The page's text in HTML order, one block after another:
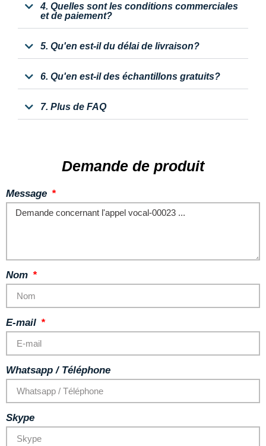
4. Quelles sont les conditions commerciales
et de paiement?
5. Qu'en est-il du délai de livraison?
6. Qu'en est-il des échantillons gratuits?
7. Plus de FAQ
Demande de produit
Message
Nom
E-mail
Whatsapp / Téléphone
Skype